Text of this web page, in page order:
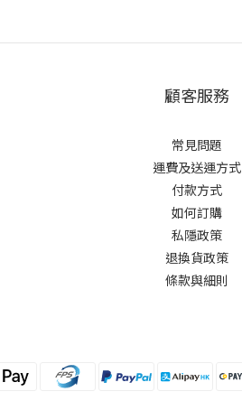
顧客服務
常見問題
運費及送運方式
付款方式
如何訂購
私隱政策
退換貨政策
條款與細則